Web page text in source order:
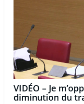
VIDÉO – Je
diminution du